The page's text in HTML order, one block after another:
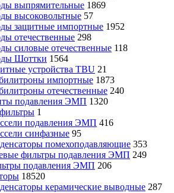
выпрямительные 1869
высоковольтные 57
защитные импортные 1952
отечественные 298
силовые отечественные 118
Шоттки 1564
устройства TBU 21
импортные 1873
отечественные 240
подавления ЭМП 1320
1
подавления ЭМП 416
синфазные 95
помехоподавляющие 353
фильтры подавления ЭМП 249
подавления ЭМП 206
18520
керамические выводные 287